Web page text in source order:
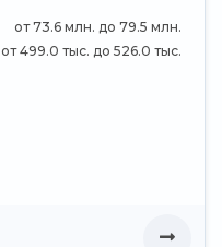
от 73.6 млн. до 79.5 млн.
от 499.0 тыс. до 526.0 тыс.